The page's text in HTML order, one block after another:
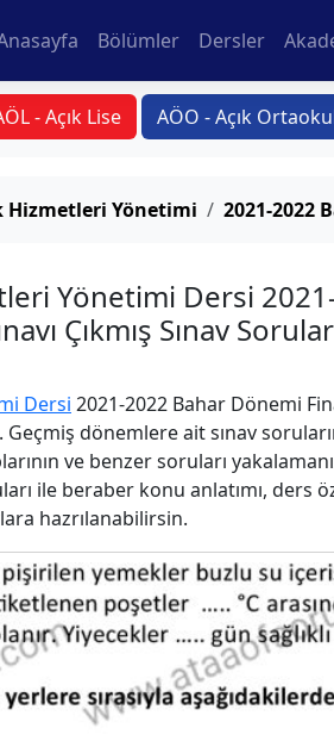
Bölümler Dersler
- Açık Lise AÖO - Açık
Hizmetleri Yönetimi 2021-2022
Yönetimi Dersi
Çıkmış Sınav
Dersi 2021-2022 Bahar Dönemi
Geçmiş dönemlere ait sınav
ve benzer soruları
ile beraber konu anlatımı, ders
hazrılanabilirsin.